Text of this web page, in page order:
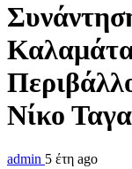
Νίκο
admin 5 έτη ago